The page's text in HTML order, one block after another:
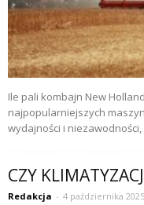
Ile pali kombajn New
najpopularniejszych
wydajności i niezawodności,
CZY
Redakcja - 4 października 2025